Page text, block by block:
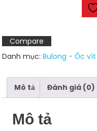
lượng
Compare
Danh mục:Bulong - Ốc
Mô tả Đánh giá (0)
Mô tả